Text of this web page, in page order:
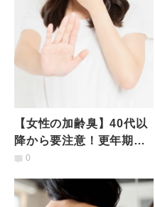
【女性の加齢臭】40代以
降から要注意！更年期か
らの匂いの原因と10の対
0